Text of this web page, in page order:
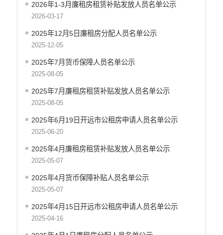
应急预案
公共文化服务
涉农补贴
养老服务
社会救助信息
规划计划
重大决策预公开
义务教育
政府集中采购
2026年1-3月廉租房租赁补贴发放人员名单公示
2026-03-17
2025年12月5日廉租房分配人员名单公示
2025-12-05
2025年7月货币保障人员名单公示
2025-08-05
2025年7月廉租房租赁补贴发放人员名单公示
2025-08-05
2025年6月19日开远市公租房申请人员名单公示
2025-06-20
2025年4月廉租房租赁补贴发放人员名单公示
2025-05-07
2025年4月货币保障补贴人员名单公示
2025-05-07
2025年4月15日开远市公租房申请人员名单公示
2025-04-16